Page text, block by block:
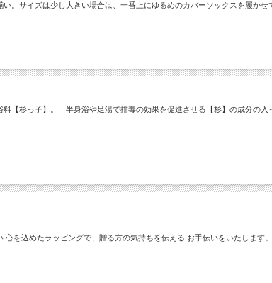
。サイズは少し大きい場合は、一番上にゆるめのカバーソックスを履か
【杉っ子】。 半身浴や足湯で排毒の効果を促進させる【杉】の成分の
を込めたラッピングで、贈る方の気持ちを伝える お手伝いをいたします。